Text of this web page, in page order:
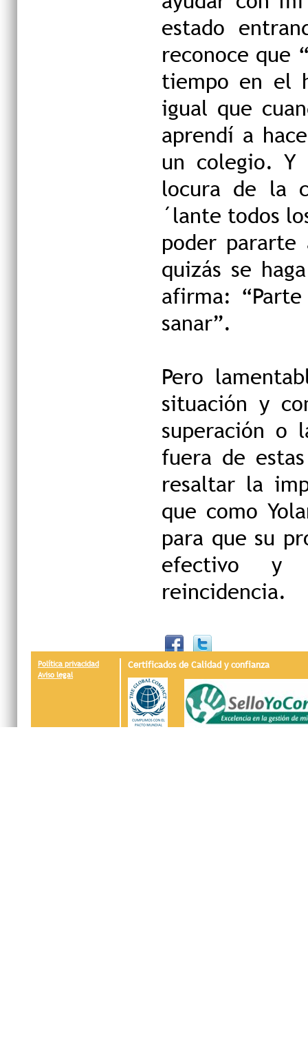
estado
reconoce que
tiempo en el
igual que
aprendí a
un colegio. Y
locura de la
´lante todos
poder
quizás se
afirma:
sanar”.
Pero
situación y
superación o
fuera de
resaltar la
que como
para que su
efectivo y
reincidencia.
Política privacidad
Aviso legal
Certificados de Calidad y confianza